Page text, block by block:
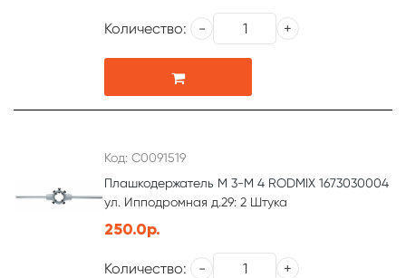
Количество:
Код: С0091519
Плашкодержатель М 3-М 4 RODMIX 1673030004
ул. Ипподромная д.29: 2 Штука
250.0р.
Количество: